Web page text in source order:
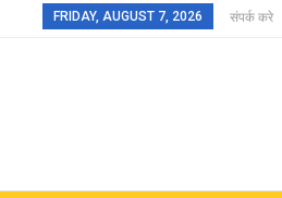
FRIDAY, AUGUST 7, 2026 संपर्क करे